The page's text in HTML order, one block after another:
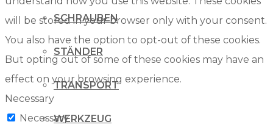
SCHRAUBEN
STÄNDER
TRANSPORT
WERKZEUG
will be stored in your browser only with your consent.
You also have the option to opt-out of these cookies.
But opting out of some of these cookies may have an
effect on your browsing experience.
Necessary
Necessary